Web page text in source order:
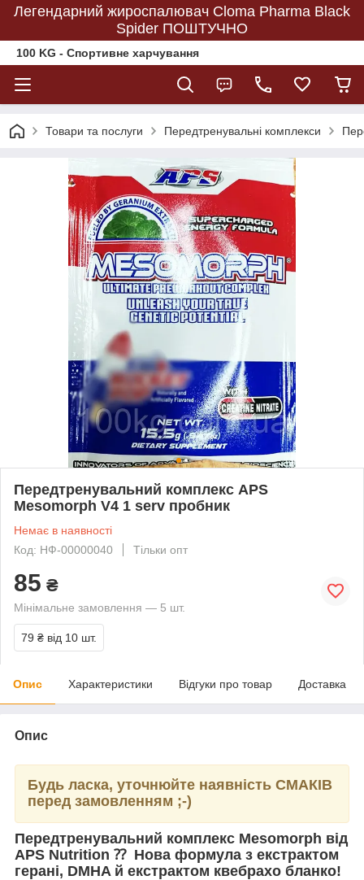
Легендарний жироспалювач Cloma Pharma Black
Spider ПОШТУЧНО
100 KG - Спортивне харчування
Товари та послуги Передтренувальні комплекси
Передтренувальний комплекс APS
Mesomorph V4 1 serv пробник
Немає в наявності
Код: НФ-00000040
Тільки опт
85 ₴
Мінімальне замовлення — 5 шт.
79 ₴ від 10 шт.
Опис Характеристики Відгуки про товар Доставка
Опис
Будь ласка, уточнюйте наявність СМАКІВ
перед замовленням ;-)
Передтренувальний комплекс Mesomorph від
APS Nutrition ⁇ Нова формула з екстрактом
герані, DMHA й екстрактом квебрахо бланко!